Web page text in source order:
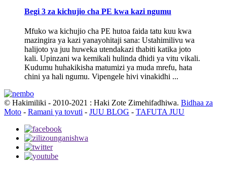
Begi 3 za kichujio cha PE kwa kazi ngumu
Mfuko wa kichujio cha PE hutoa faida tatu kuu kwa
mazingira ya kazi yanayohitaji sana: Ustahimilivu wa
halijoto ya juu huweka utendakazi thabiti katika joto
kali. Upinzani wa kemikali hulinda dhidi ya vitu vikali.
Kudumu huhakikisha matumizi ya muda mrefu, hata
chini ya hali ngumu. Vipengele hivi vinakidhi ...
© Hakimiliki - 2010-2021 : Haki Zote Zimehifadhiwa. Bidhaa za
Moto - Ramani ya tovuti - JUU BLOG - TAFUTA JUU